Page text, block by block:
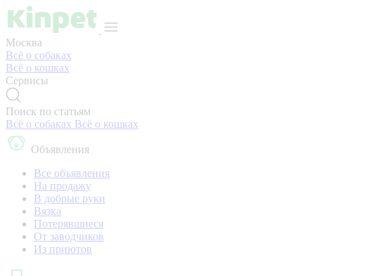
Москва
Всё о собаках
Всё о кошках
Сервисы
Поиск по статьям
Всё о собаках Всё о кошках
Объявления
Все объявления
На продажу
В добрые руки
Вязка
Потерявшиеся
От заводчиков
Из приютов